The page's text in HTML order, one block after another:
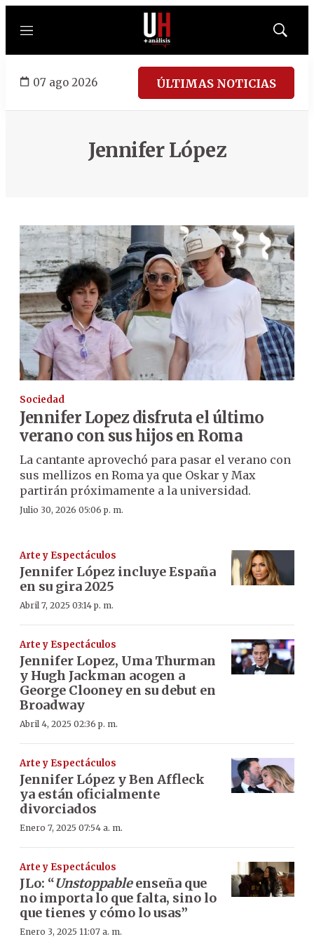
Menú
Mostrar
07 ago 2026 ÚLTIMAS NOTICIAS
Jennifer López
Sociedad
Jennifer Lopez disfruta el último
verano con sus hijos en Roma
La cantante aprovechó para pasar el verano con
sus mellizos en Roma ya que Oskar y Max
partirán próximamente a la universidad.
Julio 30, 2026 05:06 p. m.
Arte y Espectáculos
Jennifer López incluye España
en su gira 2025
Abril 7, 2025 03:14 p. m.
Arte y Espectáculos
Jennifer Lopez, Uma Thurman
y Hugh Jackman acogen a
George Clooney en su debut en
Broadway
Abril 4, 2025 02:36 p. m.
Arte y Espectáculos
Jennifer López y Ben Affleck
ya están oficialmente
divorciados
Enero 7, 2025 07:54 a. m.
Arte y Espectáculos
JLo: “Unstoppableenseña que
no importa lo que falta, sino lo
que tienes y cómo lo usas”
Enero 3, 2025 11:07 a. m.